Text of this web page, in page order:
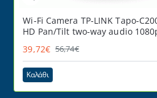
Wi-Fi Camera TP-LINK Tapo-
HD Pan/Tilt two-way audio
39,72€ 56,74€
Καλάθι